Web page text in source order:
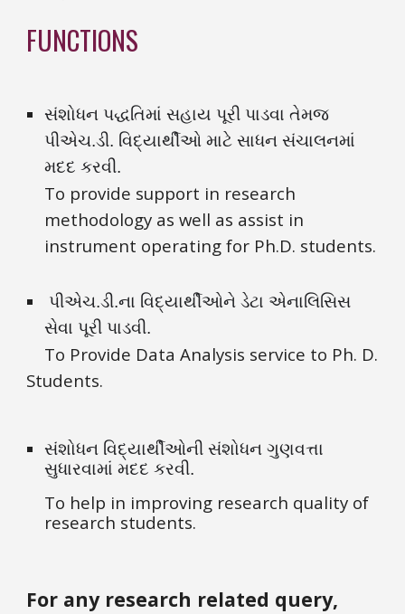
FUNCTIONS
સંશોધન પદ્ધતિમાં સહાય પૂરી પાડવા તેમજ
પીએચ.ડી. વિદ્યાર્થીઓ માટે સાધન સંચાલનમાં
મદદ કરવી.
To provide support in research
methodology as well as assist in
instrument operating for Ph.D. students.
સેવા પૂરી પાડવી.
To Provide Data Analysis service to Ph. D.
Students.
સંશોધન વિદ્યાર્થીઓની સંશોધન ગુણવત્તા
સુધારવામાં મદદ કરવી.
To help in improving research quality of
research students.
For any research related query,